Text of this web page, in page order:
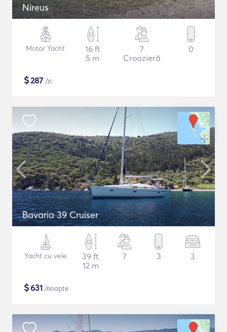
Nireus
Motor Yacht
16 ft
5 m
7
Croazieră
0
$287 /zi
Bavaria 39 Cruiser
Yacht cu vele
39 ft
12 m
7 3 3
$631 /noapte